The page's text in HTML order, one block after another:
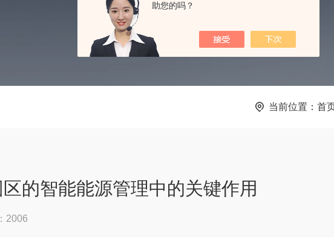
助您的吗？
当前位置： 首
的智能能源管理中的关键作用
2006